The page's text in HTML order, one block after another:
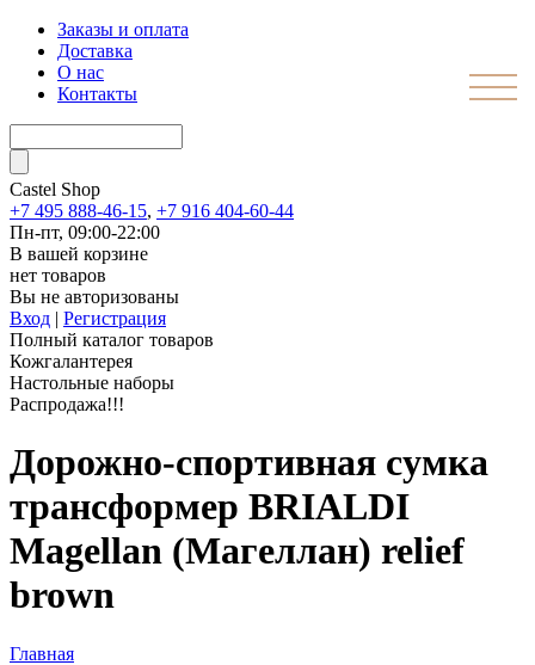
Заказы и оплата
Доставка
О нас
Контакты
Castel Shop
+7 495 888-46-15, +7 916 404-60-44
Пн-пт, 09:00-22:00
В вашей корзине
нет товаров
Вы не авторизованы
Вход | Регистрация
Полный каталог товаров
Кожгалантерея
Настольные наборы
Распродажа!!!
Дорожно-спортивная сумка
трансформер BRIALDI
Magellan (Магеллан) relief
brown
Главная